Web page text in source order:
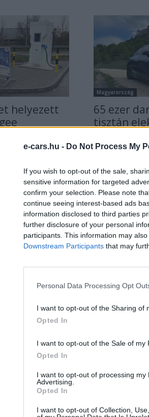
e-cars.hu - Do Not Process My
If you wish to opt-out of the sale,
sensitive information for targeted
confirm your selection. Please note
continue seeing interest-based ads
information disclosed to third parties
further disclosure of your personal
participants. This information may
Downstream Participants that may
Personal Data Processing Opt
I want to opt-out of the Sharing of
Opted In
I want to opt-out of the Sale of my
Opted In
I want to opt-out of processing my
Advertising.
Opted In
I want to opt-out of Collection,
helyezett
Magyarország
65 ezer
tisztán
e-cars.hu - 2024-
Audi e-
ára
8 hozzászólás
Magyarország
e-cars.hu - 2018-
Kivárnak